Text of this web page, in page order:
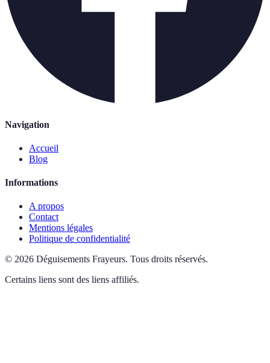
Navigation
Accueil
Blog
Informations
A propos
Contact
Mentions légales
Politique de confidentialité
© 2026 Déguisements Frayeurs. Tous droits réservés.
Certains liens sont des liens affiliés.